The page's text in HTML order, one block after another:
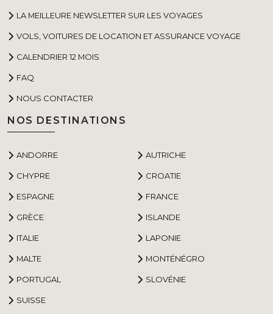
LA MEILLEURE NEWSLETTER SUR LES VOYAGES
VOLS, VOITURES DE LOCATION ET ASSURANCE VOYAGE
CALENDRIER 12 MOIS
FAQ
NOUS CONTACTER
NOS DESTINATIONS
ANDORRE AUTRICHE
CHYPRE CROATIE
ESPAGNE FRANCE
GRÈCE ISLANDE
ITALIE LAPONIE
MALTE MONTÉNÉGRO
PORTUGAL SLOVÉNIE
SUISSE